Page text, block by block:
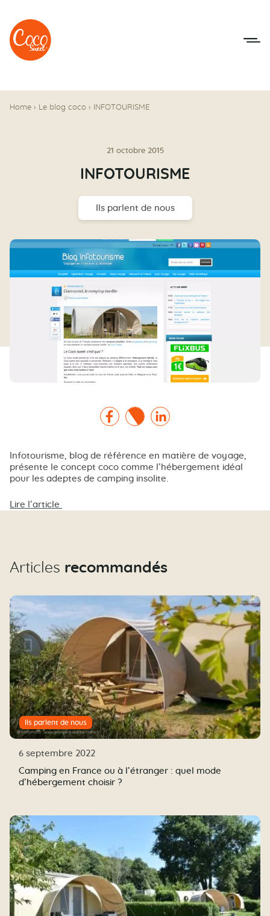
Aller au menu
Aller au contenu
Home › Le blog coco › INFOTOURISME
21 octobre 2015
INFOTOURISME
Ils parlent de nous
Facebook
TwitterLinkedin
Infotourisme, blog de référence en matière de voyage,
présente le concept coco comme l’hébergement idéal
pour les adeptes de camping insolite.
Lire l’article
Articles recommandés
Ils parlent de nous
6 septembre 2022
Camping en France ou à l’étranger : quel mode
d’hébergement choisir ?